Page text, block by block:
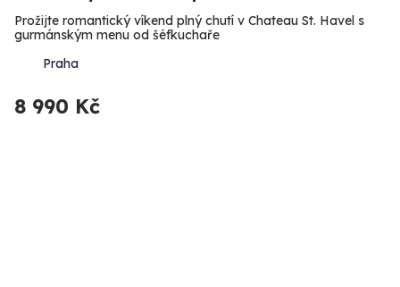
Prožijte romantický víkend plný chutí v Chateau St. Havel s
gurmánským menu od šéfkuchaře
Praha
8 990 Kč